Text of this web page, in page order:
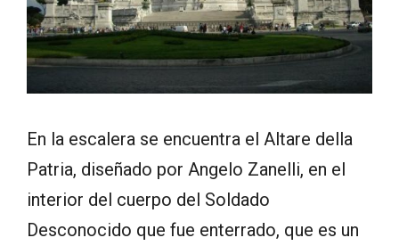
En la escalera se encuentra el Altare della
Patria, diseñado por Angelo Zanelli, en el
interior del cuerpo del Soldado
Desconocido que fue enterrado, que es un